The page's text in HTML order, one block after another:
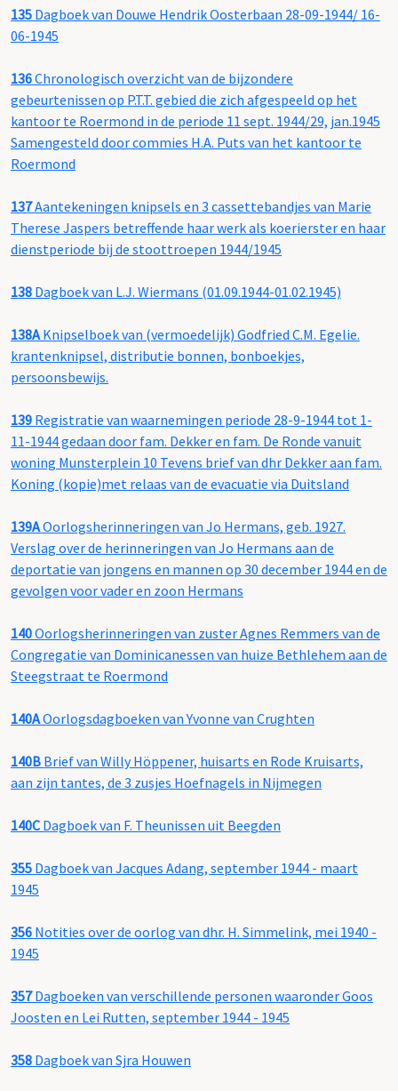
135 Dagboek van Douwe Hendrik Oosterbaan 28-09-1944/ 16-
06-1945
136Chronologisch overzicht van de bijzondere
gebeurtenissen op P.T.T. gebied die zich afgespeeld op het
kantoor te Roermond in de periode 11 sept. 1944/29, jan.1945
Samengesteld door commies H.A. Puts van het kantoor te
Roermond
137Aantekeningen knipsels en 3 cassettebandjes van Marie
Therese Jaspers betreffende haar werk als koerierster en haar
dienstperiode bij de stoottroepen 1944/1945
138 Dagboek van L.J. Wiermans (01.09.1944-01.02.1945)
138AKnipselboek van (vermoedelijk) Godfried C.M. Egelie.
krantenknipsel, distributie bonnen, bonboekjes,
persoonsbewijs.
139 Registratie van waarnemingen periode 28-9-1944 tot 1-
11-1944 gedaan door fam. Dekker en fam. De Ronde vanuit
woning Munsterplein 10 Tevens brief van dhr Dekker aan fam.
Koning (kopie)met relaas van de evacuatie via Duitsland
139AOorlogsherinneringen van Jo Hermans, geb. 1927.
Verslag over de herinneringen van Jo Hermans aan de
deportatie van jongens en mannen op 30 december 1944 en de
gevolgen voor vader en zoon Hermans
140Oorlogsherinneringen van zuster Agnes Remmers van de
Congregatie van Dominicanessen van huize Bethlehem aan de
Steegstraat te Roermond
140AOorlogsdagboeken van Yvonne van Crughten
140B Brief van Willy Höppener, huisarts en Rode Kruisarts,
aan zijn tantes, de 3 zusjes Hoefnagels in Nijmegen
140C Dagboek van F. Theunissen uit Beegden
355 Dagboek van Jacques Adang, september 1944 - maart
1945
356 Notities over de oorlog van dhr. H. Simmelink, mei 1940 -
1945
357Dagboeken van verschillende personen waaronder Goos
Joosten en Lei Rutten, september 1944 - 1945
358 Dagboek van Sjra Houwen